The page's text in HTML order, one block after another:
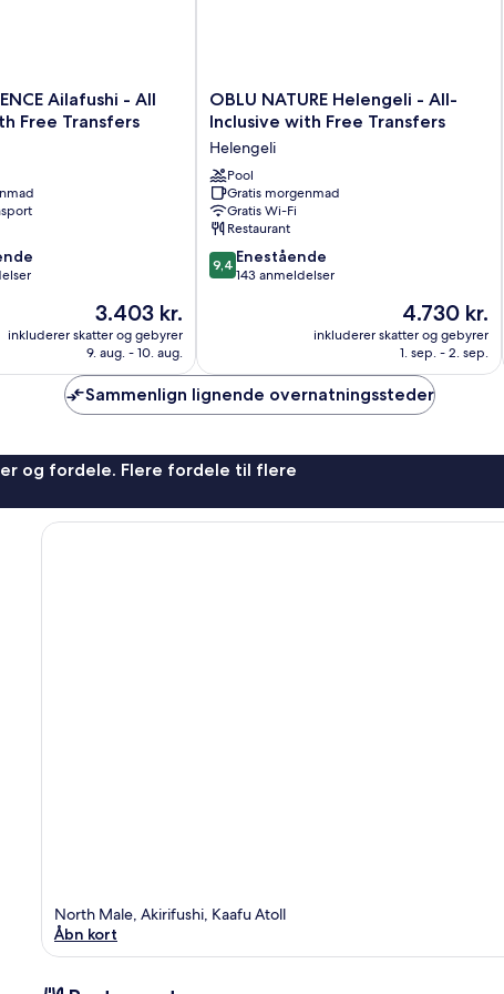
Ailafushi - All
Free Transfers
Prisen
er
3.403 kr.
3.403 kr.
inkluderer skatter og gebyrer
9. aug. - 10. aug.
OBLU
NATURE
-
All-
Inclusive
with
Free
Transfers
Helengeli
OBLU NATURE Helengeli - All-
Inclusive with Free Transfers
Helengeli
Pool
Gratis morgenmad
Gratis Wi-Fi
Restaurant
9.4
ud
anmeldelser
9,4 Enestående
143 anmeldelser
Prisen
er
4.730 kr.
4.730 kr.
inkluderer skatter og gebyrer
1. sep. - 2. sep.
Sammenlign lignende overnatningssteder
og fordele. Flere fordele til flere
North Male, Akirifushi, Kaafu Atoll
Åbn kort